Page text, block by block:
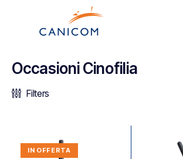
Occasioni Cinofilia
Filters
IN OFFERTA